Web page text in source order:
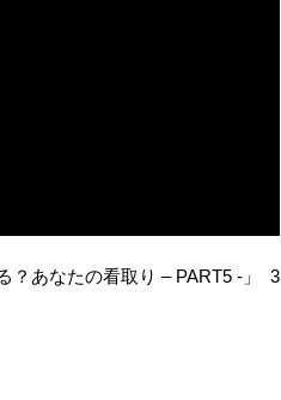
？あなたの看取り – PART5 -」 3